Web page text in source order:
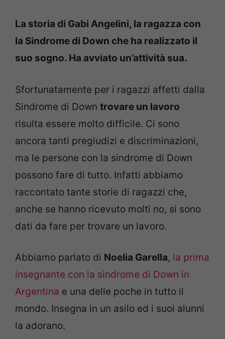
La storia di Gabi Angelini, la ragazza con
la Sindrome di Down che ha realizzato il
suo sogno. Ha avviato un’attività sua.
Sfortunatamente per i ragazzi affetti dalla
Sindrome di Down trovare un lavoro
risulta essere molto difficile. Ci sono
ancora tanti pregiudizi e discriminazioni,
ma le persone con la sindrome di Down
possono fare di tutto. Infatti abbiamo
raccontato tante storie di ragazzi che,
anche se hanno ricevuto molti no, si sono
dati da fare per trovare un lavoro.
Abbiamo parlato di Noelia Garella, la prima
insegnante con la sindrome di Down in
Argentina e una delle poche in tutto il
mondo. Insegna in un asilo ed i suoi alunni
la adorano.